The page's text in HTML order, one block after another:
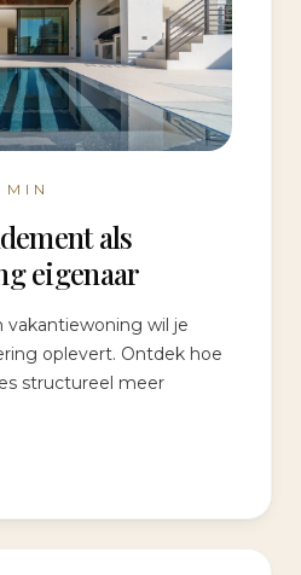
MIN
als
eigenaar
vakantiewoning wil je
oplevert. Ontdek hoe
structureel meer